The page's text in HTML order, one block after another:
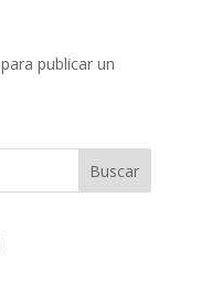
para publicar un
Buscar